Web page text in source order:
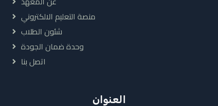
منصة التعليم الالكتروني
شئون الطلاب
وحدة ضمان الجودة
اتصل بنا
العنوان